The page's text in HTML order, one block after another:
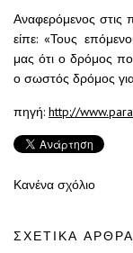
Αναφερόμενος στις
είπε: «Τους
μας ότι ο δρόμος
ο σωστός δρόμος
πηγή: http://
Κανένα σχόλιο
ΣΧΕΤΙΚΆ ΆΡΘΡΑ